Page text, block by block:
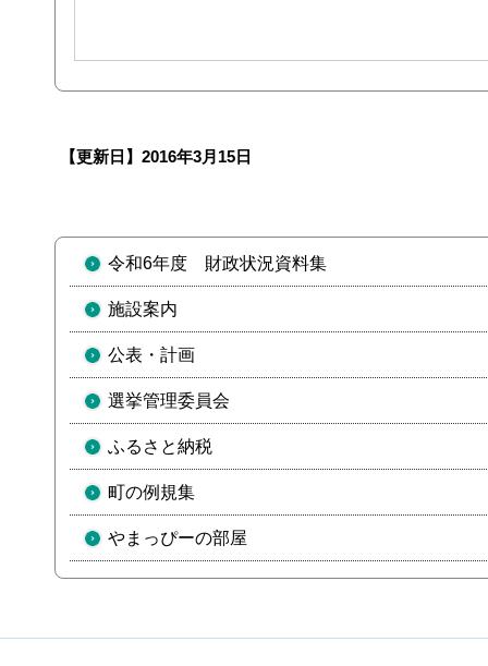
【更新日】 2016年3月15日
令和6年度 財政状況資料集
施設案内
公表・計画
選挙管理委員会
ふるさと納税
町の例規集
やまっぴーの部屋